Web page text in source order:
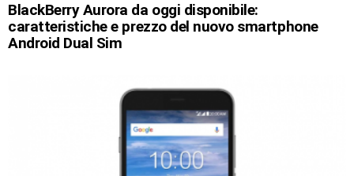
BlackBerry Aurora da oggi disponibile:
caratteristiche e prezzo del nuovo smartphone
Android Dual Sim